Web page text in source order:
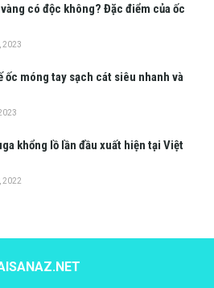
có độc không? Đặc điểm của ốc
2023
ốc móng tay sạch cát siêu nhanh và
khổng lồ lần đầu xuất hiện tại Việt
2022